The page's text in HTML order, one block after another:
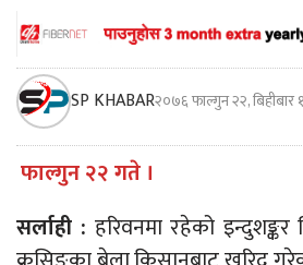
SP KHABAR२०७६ फाल्गुन २२,
फाल्गुन २२ गते ।
सर्लाही :हरिवनमा रहेको इन्दुशङ्कर